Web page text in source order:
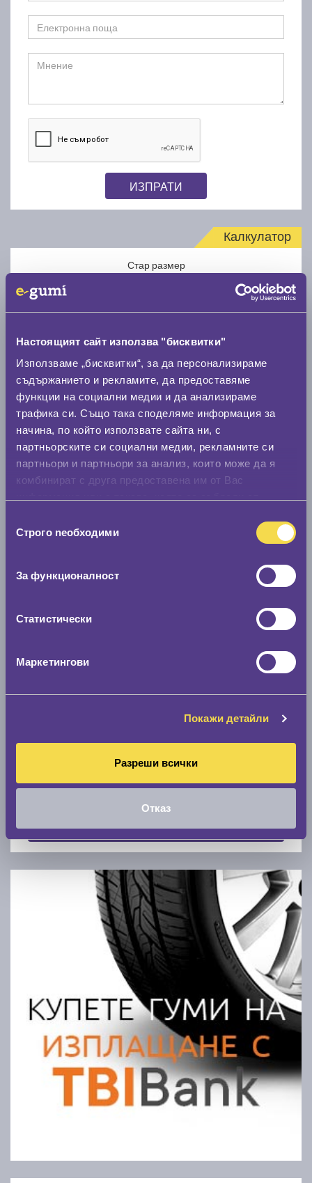
Настоящият сайт използва "бисквитки"
Използваме „бисквитки“, за да персонализираме
съдържанието и рекламите, да предоставяме
функции на социални медии и да анализираме
трафика си. Също така споделяме информация за
начина, по който използвате сайта ни, с
партньорските си социални медии, рекламните си
партньори и партньори за анализ, които може да я
комбинират с друга предоставена им от Вас
наСтрого nеобходими
За функционалност
Статистически
Маркетингови
Покажи детайли
Разреши всички
Отказ
ИЗПРАТИ
Калкулатор
Стар размер
Нов размер
Стар размер
0 мм.
Скоростомер при 100
Покажи гуми